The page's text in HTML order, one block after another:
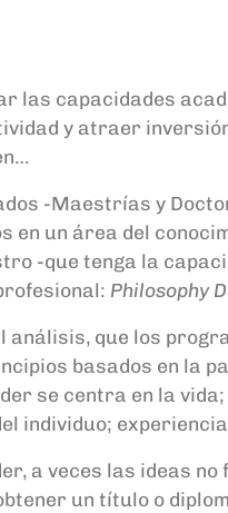
las capacidades
y atraer
-Maestrías y
en un área del
-que tenga la
Philosophy
análisis, que los
basados en la
se centra en la
individuo;
a veces las ideas
un título o